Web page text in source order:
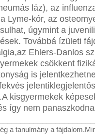
láz), az
a Lyme-kór, az
úgymint a
Továbbá ízületi
az Ehlers-Danlos
csökkent
is
jelentik
A kisgyermekek
így nem panaszko
a tanulmány a fájdalom.